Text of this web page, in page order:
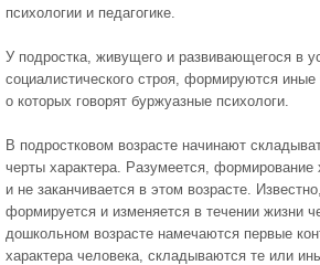
психологии и педагогике.
У подростка, живущего и развивающегося в
социалистического строя, формируются
о которых говорят буржуазные психологи.
В подростковом возрасте начинают
черты характера. Разумеется, формирование
и не заканчивается в этом возрасте.
формируется и изменяется в течении жизни
дошкольном возрасте намечаются первые
характера человека, складываются те или